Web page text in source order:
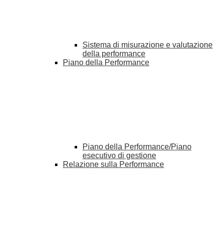
Sistema di misurazione e valutazione
della performance
Piano della Performance
Piano della Performance/Piano
esecutivo di gestione
Relazione sulla Performance